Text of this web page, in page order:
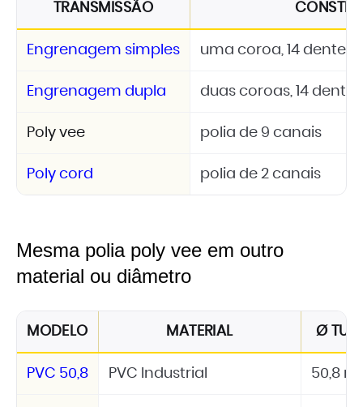
TRANSMISSÃO
Engrenagem simples uma coroa, 14 dentes,
Engrenagem dupla duas coroas, 14
Poly vee polia de 9 canais
Poly cord polia de 2 canais
Mesma polia poly vee em outro
material ou diâmetro
MODELO MATERIAL Ø
PVC 50,8 PVC Industrial 50,8